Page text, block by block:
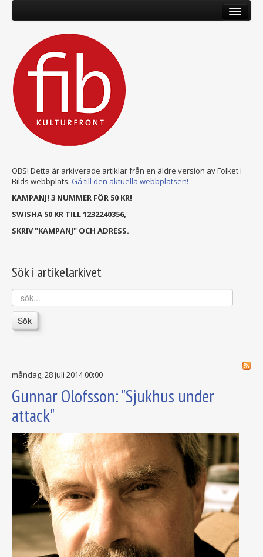
OBS! Detta är arkiverade artiklar från en äldre version av Folket i
Bilds webbplats. Gå till den aktuella webbplatsen!
KAMPANJ! 3 NUMMER FÖR 50 KR!
SWISHA 50 KR TILL 1232240356,
SKRIV "KAMPANJ" OCH ADRESS.
Sök i artikelarkivet
sök...
Sök
måndag, 28 juli 2014 00:00
Gunnar Olofsson: "Sjukhus under
attack"